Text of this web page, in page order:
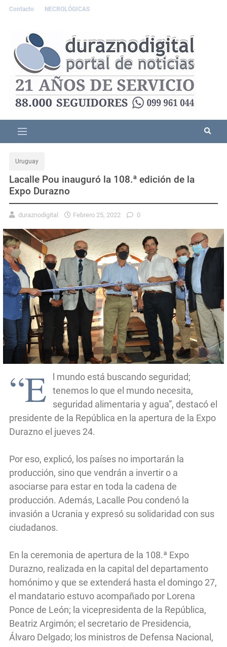
Contacto NECROLÓGICAS
Uruguay
Lacalle Pou inauguró la 108.ª edición de la
Expo Durazno
duraznodigital Febrero 25, 2022 0
“E
l mundo está buscando seguridad;
tenemos lo que el mundo necesita,
seguridad alimentaria y agua”, destacó el
presidente de la República en la apertura de la Expo
Durazno el jueves 24.
Por eso, explicó, los países no importarán la
producción, sino que vendrán a invertir o a
asociarse para estar en toda la cadena de
producción. Además, Lacalle Pou condenó la
invasión a Ucrania y expresó su solidaridad con sus
ciudadanos.
En la ceremonia de apertura de la 108.ª Expo
Durazno, realizada en la capital del departamento
homónimo y que se extenderá hasta el domingo 27,
el mandatario estuvo acompañado por Lorena
Ponce de León; la vicepresidenta de la República,
Beatriz Argimón; el secretario de Presidencia,
Álvaro Delgado; los ministros de Defensa Nacional,